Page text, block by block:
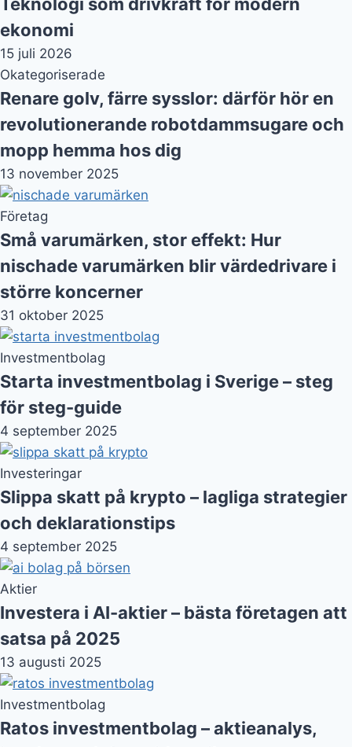
nischade varumärken blir värdedrivare i
större koncerner
31 oktober 2025
Investmentbolag
Starta investmentbolag i Sverige – steg
för steg-guide
4 september 2025
Investeringar
Slippa skatt på krypto – lagliga strategier
och deklarationstips
4 september 2025
Aktier
Investera i AI-aktier – bästa företagen att
satsa på 2025
13 augusti 2025
Investmentbolag
Ratos investmentbolag – aktieanalys,
innehav och framtidsutsikter
13 augusti 2025
Investeringar
Vad är omsättning och hur används det i
företag och investeringar
12 augusti 2025
Investeringar
Företagsöverlåtelse och